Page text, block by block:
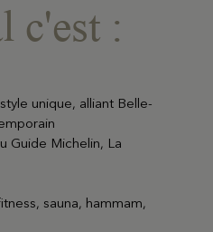
c'est :
unique, alliant Belle-
Guide Michelin, La
sauna, hammam,